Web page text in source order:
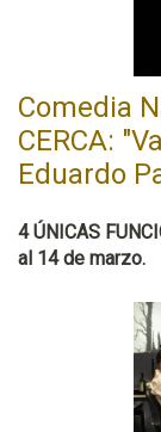
Comedia
CERCA:
Eduardo
4 ÚNICAS
al 14 de marzo.